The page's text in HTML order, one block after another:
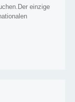
einzige